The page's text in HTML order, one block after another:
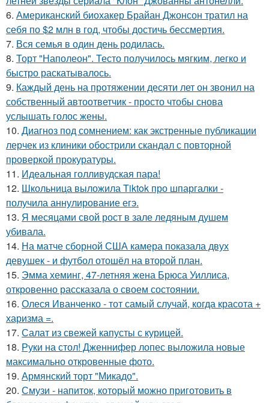
6. Американский биохакер Брайан Джонсон тратил на
себя по $2 млн в год, чтобы достичь бессмертия.
7. Вся семья в один день родилась.
8. Торт "Наполеон". Тесто получилось мягким, легко и
быстро раскатывалось.
9. Каждый день на протяжении десяти лет он звонил на
собственный автоответчик - просто чтобы снова
услышать голос жены.
10. Диагноз под сомнением: как экстренные публикации
лерчек из клиники обострили скандал с повторной
проверкой прокуратуры.
11. Идеальная голливудская пара!
12. Школьница выложила Tiktok про шпаргалки -
получила аннулирование егэ.
13. Я месяцами свой рост в зале ледяным душем
убивала.
14. На матче сборной США камера показала двух
девушек - и футбол отошёл на второй план.
15. Эмма хеминг, 47-летняя жена Брюса Уиллиса,
откровенно рассказала о своем состоянии.
16. Олеся Иванченко - тот самый случай, когда красота +
харизма =.
17. Салат из свежей капусты с курицей.
18. Руки на стол! Дженнифер лопес выложила новые
максимально откровенные фото.
19. Армянский торт "Микадо".
20. Смузи - напиток, который можно приготовить в